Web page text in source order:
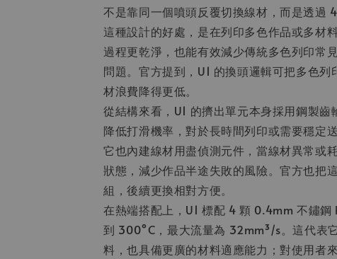
不是靠同一個噴頭反覆切換線材，而是透過
這種設計的好處，是在列印多色作品或多材
過程更乾淨，也能有效減少傳統多色列印常
問題。官方提到，U1 的換頭邏輯可把多色
材浪費降得更低。
從結構來看，U1 的擠出單元本身採用鋼製齒
降低打滑機率，對於長時間列印或需要穩定
它也內建線材用盡偵測元件，當線材異常或
狀態，減少作品半途失敗的風險。官方也把
組，後續更換相對方便。
在熱端搭配上，U1 標配 4 顆 0.4mm 不鏽
到 300°C，最大流量為 32mm³/s。這代表
料，也具備更廣的材料適應能力；對使用者